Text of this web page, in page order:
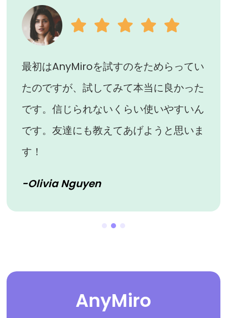
最初はAnyMiroを試すのをためらってい
たのですが、試してみて本当に良かった
です。信じられないくらい使いやすいん
です。友達にも教えてあげようと思いま
す！
-Olivia Nguyen
AnyMiro